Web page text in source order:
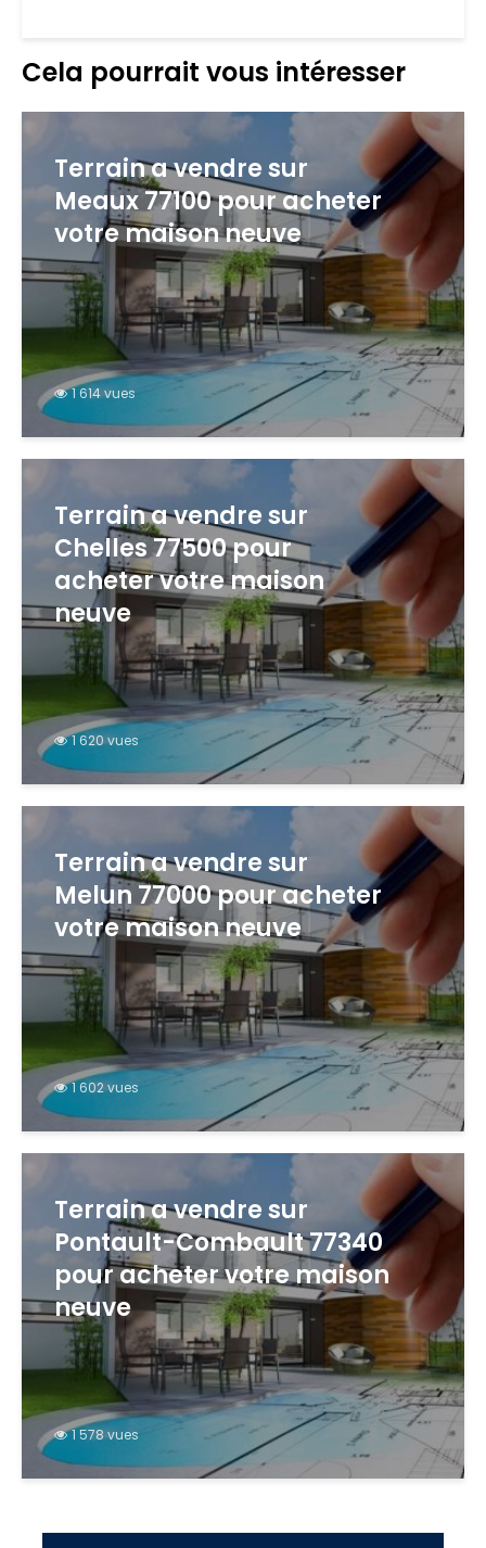
Cela pourrait vous intéresser
Terrain a vendre sur
Meaux 77100 pour acheter
votre maison neuve
1 614 vues
Terrain a vendre sur
Chelles 77500 pour
acheter votre maison
neuve
1 620 vues
Terrain a vendre sur
Melun 77000 pour acheter
votre maison neuve
1 602 vues
Terrain a vendre sur
Pontault-Combault 77340
pour acheter votre maison
neuve
1 578 vues